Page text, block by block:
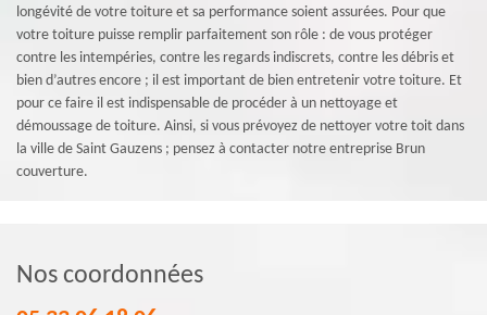
longévité de votre toiture et sa performance soient assurées. Pour que
votre toiture puisse remplir parfaitement son rôle : de vous protéger
contre les intempéries, contre les regards indiscrets, contre les débris et
bien d’autres encore ; il est important de bien entretenir votre toiture. Et
pour ce faire il est indispensable de procéder à un nettoyage et
démoussage de toiture. Ainsi, si vous prévoyez de nettoyer votre toit dans
la ville de Saint Gauzens ; pensez à contacter notre entreprise Brun
couverture.
Nos coordonnées